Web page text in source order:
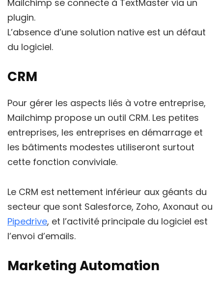
Mailchimp se connecte à TextMaster via un
plugin.
L’absence d’une solution native est un défaut
du logiciel.
CRM
Pour gérer les aspects liés à votre entreprise,
Mailchimp propose un outil CRM. Les petites
entreprises, les entreprises en démarrage et
les bâtiments modestes utiliseront surtout
cette fonction conviviale.
Le CRM est nettement inférieur aux géants du
secteur que sont Salesforce, Zoho, Axonaut ou
Pipedrive, et l’activité principale du logiciel est
l’envoi d’emails.
Marketing Automation